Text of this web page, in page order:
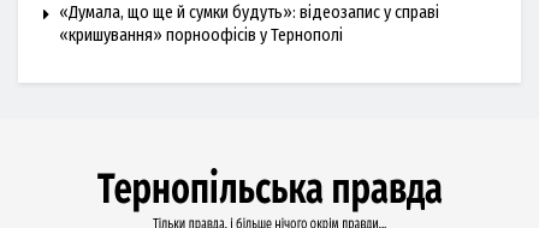
«Думала, що ще й сумки будуть»: відеозапис у справі
«кришування» порноофісів у Тернополі